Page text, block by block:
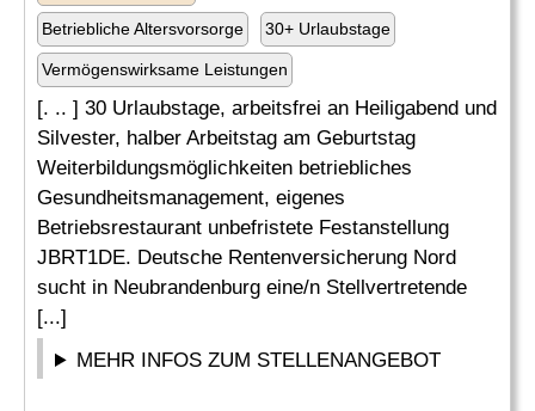
Betriebliche Altersvorsorge 30+ Urlaubstage
Vermögenswirksame Leistungen
[. .. ] 30 Urlaubstage, arbeitsfrei an Heiligabend und
Silvester, halber Arbeitstag am Geburtstag
Weiterbildungsmöglichkeiten betriebliches
Gesundheitsmanagement, eigenes
Betriebsrestaurant unbefristete Festanstellung
JBRT1DE. Deutsche Rentenversicherung Nord
sucht in Neubrandenburg eine/n Stellvertretende
[...]
MEHR INFOS ZUM STELLENANGEBOT